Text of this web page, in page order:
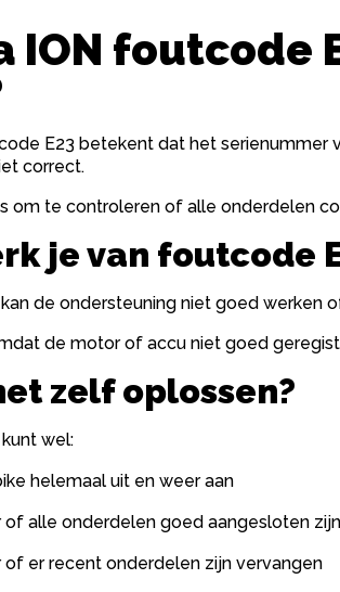
ION foutcode
E23 betekent dat het
correct.
om te controleren of alle onderdelen
je van foutcode
de ondersteuning niet goed werken
de motor of accu niet goed
zelf oplossen?
wel:
helemaal uit en weer aan
of alle onderdelen goed aangesloten zijn
of er recent onderdelen zijn vervangen